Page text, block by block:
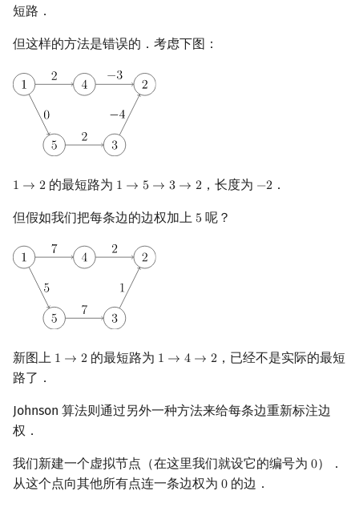
短路．
但这样的方法是错误的．考虑下图：
1 → 2
1 →2 的最短路为 1 → 5 → 3 → 2
1→5 → 3→ 2 ，长度为 −2
−2 ．
但假如我们把每条边的边权加上 5
5 呢？
新图上 1 → 2
1 →2 的最短路为 1 → 4 → 2
1→4 → 2
，已经不是实际的最短
路了．
Johnson 算法则通过另外一种方法来给每条边重新标注边
权．
我们新建一个虚拟节点（在这里我们就设它的编号为 0
0）．
从这个点向其他所有点连一条边权为 0
0 的边．